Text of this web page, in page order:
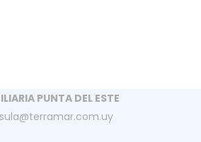
PUNTA DEL ESTE